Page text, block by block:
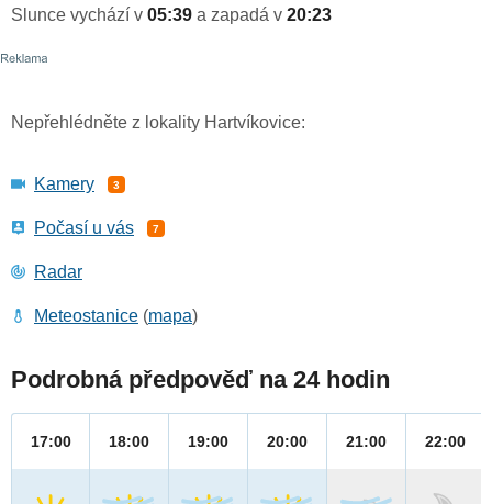
Slunce vychází v 05:39 a zapadá v 20:23
Nepřehlédněte z lokality Hartvíkovice:
Kamery 3
Počasí u vás 7
Radar
Meteostanice (mapa)
Podrobná předpověď na 24 hodin
17:00 18:00 19:00 20:00 21:00 22:00